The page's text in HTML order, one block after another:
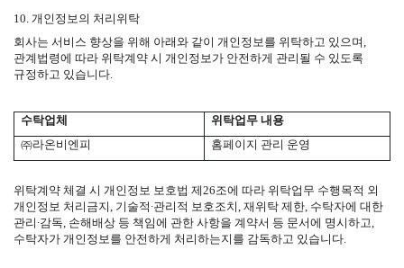
10. 개인정보의 처리위탁
회사는 서비스 향상을 위해 아래와 같이 개인정보를 위탁하고 있으며,
관계법령에 따라 위탁계약 시 개인정보가 안전하게 관리될 수 있도록
규정하고 있습니다.
수탁업체
위탁업무 내용
㈜라온비엔피
홈페이지 관리 운영
위탁계약 체결 시 개인정보 보호법 제26조에 따라 위탁업무 수행목적 외
개인정보 처리금지, 기술적 ∙관리적 보호조치, 재위탁 제한, 수탁자에 대한
관리 ∙감독, 손해배상 등 책임에 관한 사항을 계약서 등 문서에 명시하고,
수탁자가 개인정보를 안전하게 처리하는지를 감독하고 있습니다.